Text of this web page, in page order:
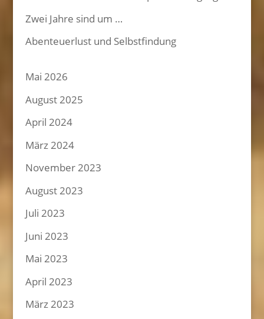
Zwei Jahre sind um …
Abenteuerlust und Selbstfindung
Mai 2026
August 2025
April 2024
März 2024
November 2023
August 2023
Juli 2023
Juni 2023
Mai 2023
April 2023
März 2023